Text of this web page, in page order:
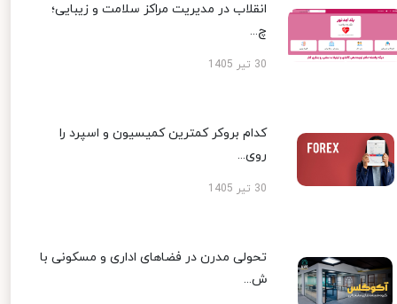
انقلاب در مدیریت مراکز سلامت و زیبایی؛
چ...
30 تیر 1405
کدام بروکر کمترین کمیسیون و اسپرد را
روی...
30 تیر 1405
تحولی مدرن در فضاهای اداری و مسکونی با
ش...